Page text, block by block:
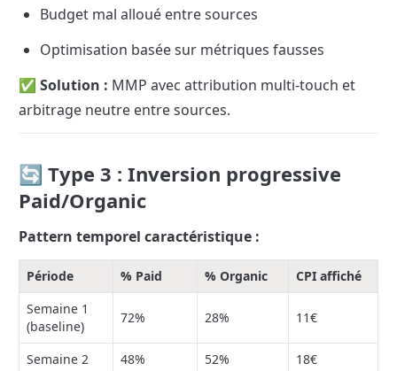
Budget mal alloué entre sources
Optimisation basée sur métriques fausses
✅ Solution : MMP avec attribution multi-touch et
arbitrage neutre entre sources.
🔄 Type 3 : Inversion progressive
Paid/Organic
Pattern temporel caractéristique :
Période % Paid % Organic
CPI affiché
Semaine 1
(baseline)
72% 28% 11€
Semaine 2 48% 52%
18€